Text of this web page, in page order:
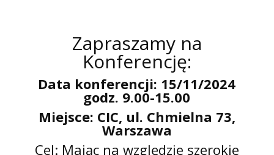
Zapraszamy na
Konferencję:
Data konferencji: 15/11/2024
godz. 9.00-15.00
Miejsce: CIC, ul. Chmielna 73,
Warszawa
Cel: Mając na względzie szerokie